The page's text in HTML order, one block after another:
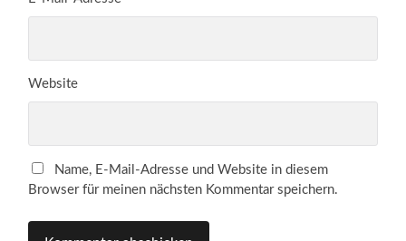
Website
Name, E-Mail-Adresse und Website in diesem
Browser für meinen nächsten Kommentar speichern.